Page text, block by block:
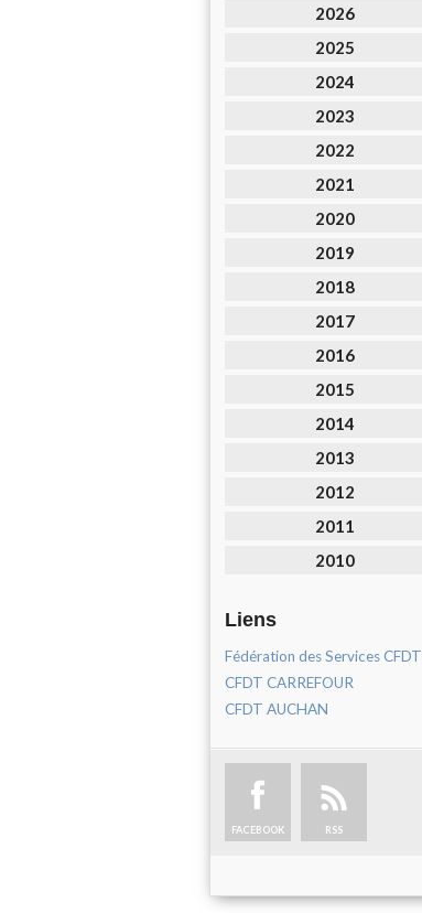
2026
2025
2024
2023
2022
2021
2020
2019
2018
2017
2016
2015
2014
2013
2012
2011
2010
Liens
Fédération des Services CFDT
CFDT CARREFOUR
CFDT AUCHAN
FACEBOOK RSS